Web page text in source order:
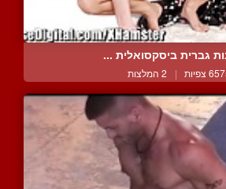
גברית ביסקסואלית ...
צפיות | 2 המלצות